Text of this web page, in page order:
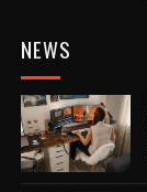
NEWS